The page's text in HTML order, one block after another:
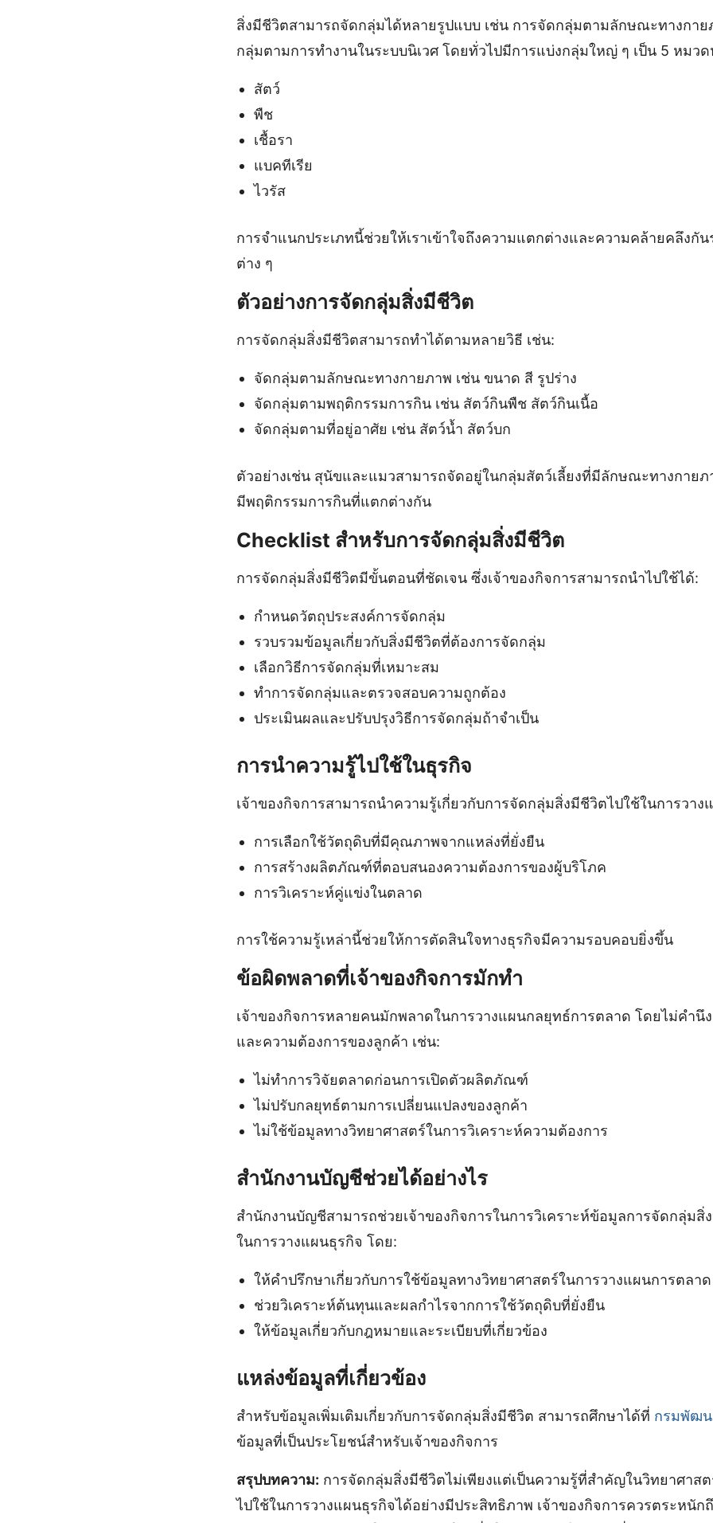
สิ่งมีชีวิตสามารถจัดกลุ่มได้หลายรูปแบบ เช่น การจัดกลุ่มตามลักษณะทางกาย
กลุ่มตามการทำงานในระบบนิเวศ โดยทั่วไปมีการแบ่งกลุ่มใหญ่ ๆ เป็น 5 หมว
สัตว์
พืช
เชื้อรา
แบคทีเรีย
ไวรัส
การจำแนกประเภทนี้ช่วยให้เราเข้าใจถึงความแตกต่างและความคล้ายคลึงกั
ต่าง ๆ
ตัวอย่างการจัดกลุ่มสิ่งมีชีวิต
การจัดกลุ่มสิ่งมีชีวิตสามารถทำได้ตามหลายวิธี เช่น:
จัดกลุ่มตามลักษณะทางกายภาพ เช่น ขนาด สี รูปร่าง
จัดกลุ่มตามพฤติกรรมการกิน เช่น สัตว์กินพืช สัตว์กินเนื้อ
จัดกลุ่มตามที่อยู่อาศัย เช่น สัตว์น้ำ สัตว์บก
ตัวอย่างเช่น สุนัขและแมวสามารถจัดอยู่ในกลุ่มสัตว์เลี้ยงที่มีลักษณะทางกาย
มีพฤติกรรมการกินที่แตกต่างกัน
Checklist สำหรับการจัดกลุ่มสิ่งมีชีวิต
การจัดกลุ่มสิ่งมีชีวิตมีขั้นตอนที่ชัดเจน ซึ่งเจ้าของกิจการสามารถนำไปใช้ได้:
กำหนดวัตถุประสงค์การจัดกลุ่ม
รวบรวมข้อมูลเกี่ยวกับสิ่งมีชีวิตที่ต้องการจัดกลุ่ม
เลือกวิธีการจัดกลุ่มที่เหมาะสม
ทำการจัดกลุ่มและตรวจสอบความถูกต้อง
ประเมินผลและปรับปรุงวิธีการจัดกลุ่มถ้าจำเป็น
การนำความรู้ไปใช้ในธุรกิจ
เจ้าของกิจการสามารถนำความรู้เกี่ยวกับการจัดกลุ่มสิ่งมีชีวิตไปใช้ในการวาง
การเลือกใช้วัตถุดิบที่มีคุณภาพจากแหล่งที่ยั่งยืน
การสร้างผลิตภัณฑ์ที่ตอบสนองความต้องการของผู้บริโภค
การวิเคราะห์คู่แข่งในตลาด
การใช้ความรู้เหล่านี้ช่วยให้การตัดสินใจทางธุรกิจมีความรอบคอบยิ่งขึ้น
ข้อผิดพลาดที่เจ้าของกิจการมักทำ
เจ้าของกิจการหลายคนมักพลาดในการวางแผนกลยุทธ์การตลาด โดยไม่คำนึ
และความต้องการของลูกค้า เช่น:
ไม่ทำการวิจัยตลาดก่อนการเปิดตัวผลิตภัณฑ์
ไม่ปรับกลยุทธ์ตามการเปลี่ยนแปลงของลูกค้า
ไม่ใช้ข้อมูลทางวิทยาศาสตร์ในการวิเคราะห์ความต้องการ
สำนักงานบัญชีช่วยได้อย่างไร
สำนักงานบัญชีสามารถช่วยเจ้าของกิจการในการวิเคราะห์ข้อมูลการจัดกลุ่มสิ่
ในการวางแผนธุรกิจ โดย:
ให้คำปรึกษาเกี่ยวกับการใช้ข้อมูลทางวิทยาศาสตร์ในการวางแผนการตลาด
ช่วยวิเคราะห์ต้นทุนและผลกำไรจากการใช้วัตถุดิบที่ยั่งยืน
ให้ข้อมูลเกี่ยวกับกฎหมายและระเบียบที่เกี่ยวข้อง
แหล่งข้อมูลที่เกี่ยวข้อง
สำหรับข้อมูลเพิ่มเติมเกี่ยวกับการจัดกลุ่มสิ่งมีชีวิต สามารถศึกษาได้ที่ กรมพัฒน
ข้อมูลที่เป็นประโยชน์สำหรับเจ้าของกิจการ
สรุปบทความ: การจัดกลุ่มสิ่งมีชีวิตไม่เพียงแต่เป็นความรู้ที่สำคัญในวิทยาศาส
ไปใช้ในการวางแผนธุรกิจได้อย่างมีประสิทธิภาพ เจ้าของกิจการควรตระหนั